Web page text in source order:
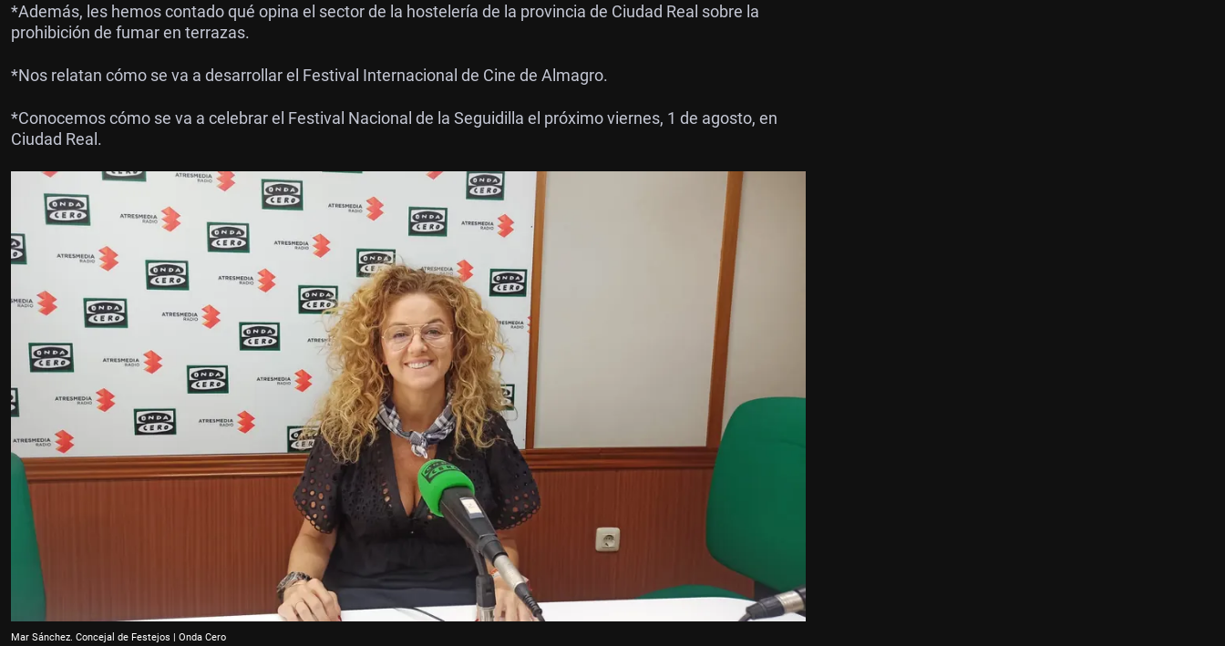
*Además, les hemos contado qué opina el sector de la hostelería de la provincia de Ciudad Real sobre la
prohibición de fumar en terrazas.
*Nos relatan cómo se va a desarrollar el Festival Internacional de Cine de Almagro.
*Conocemos cómo se va a celebrar el Festival Nacional de la Seguidilla el próximo viernes, 1 de agosto, en
Ciudad Real.
Mar Sánchez. Concejal de Festejos | Onda Cero